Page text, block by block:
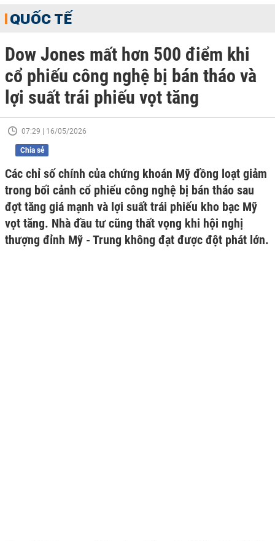
QUỐC TẾ
Dow Jones mất hơn 500 điểm khi
cổ phiếu công nghệ bị bán tháo và
lợi suất trái phiếu vọt tăng
07:29 | 16/05/2026
Chia sẻ
Các chỉ số chính của chứng khoán Mỹ đồng loạt giảm
trong bối cảnh cổ phiếu công nghệ bị bán tháo sau
đợt tăng giá mạnh và lợi suất trái phiếu kho bạc Mỹ
vọt tăng. Nhà đầu tư cũng thất vọng khi hội nghị
thượng đỉnh Mỹ - Trung không đạt được đột phát lớn.